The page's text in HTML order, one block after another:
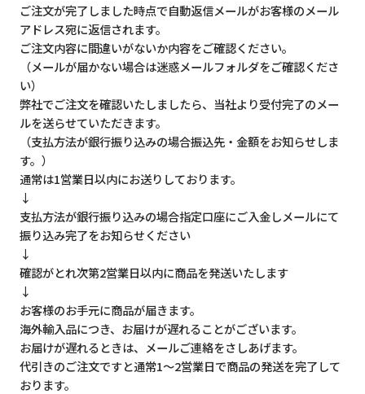
ご注文が完了しました時点で自動返信メールがお客様のメール
アドレス宛に返信されます。
ご注文内容に間違いがないか内容をご確認ください。
（メールが届かない場合は迷惑メールフォルダをご確認くださ
い）
弊社でご注文を確認いたしましたら、当社より受付完了のメー
ルを送らせていただきます。
（支払方法が銀行振り込みの場合振込先・金額をお知らせしま
す。）
通常は1営業日以内にお送りしております。
↓
支払方法が銀行振り込みの場合指定口座にご入金しメールにて
振り込み完了をお知らせください
↓
確認がとれ次第2営業日以内に商品を発送いたします
↓
お客様のお手元に商品が届きます。
海外輸入品につき、お届けが遅れることがございます。
お届けが遅れるときは、メールご連絡をさしあげます。
代引きのご注文ですと通常1～2営業日で商品の発送を完了して
おります。